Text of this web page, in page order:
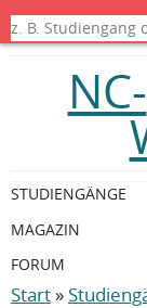
Start »
NC-
STUDIENGÄNGE
MAGAZIN
FORUM